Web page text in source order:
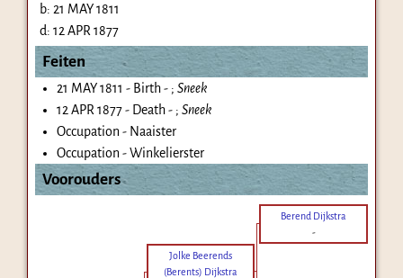
b: 21 MAY 1811
d: 12 APR 1877
Feiten
21 MAY 1811 - Birth - ; Sneek
12 APR 1877 - Death - ; Sneek
Occupation - Naaister
Occupation - Winkelierster
Voorouders
Berend Dijkstra
-
Jolke Beerends
(Berents) Dijkstra